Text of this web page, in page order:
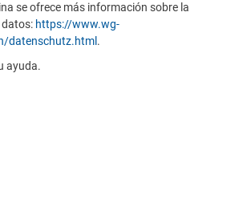
se ofrece más información sobre la
datos: https://www.wg-
datenschutz.html .
ayuda.